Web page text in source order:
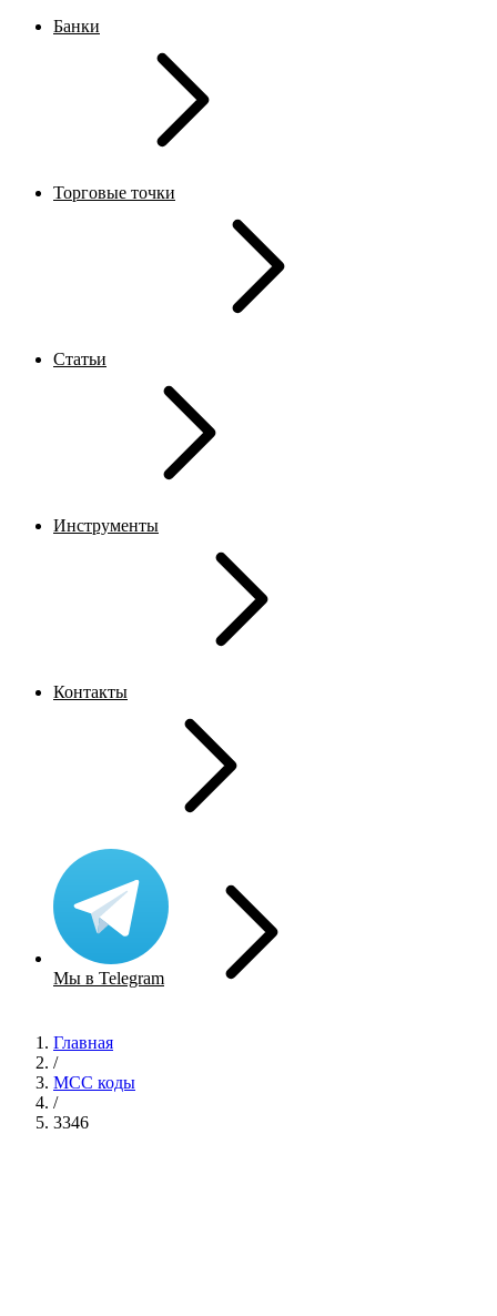
Банки
Торговые точки
Статьи
Инструменты
Контакты
Мы в Telegram
Главная
/
MCC коды
/
3346